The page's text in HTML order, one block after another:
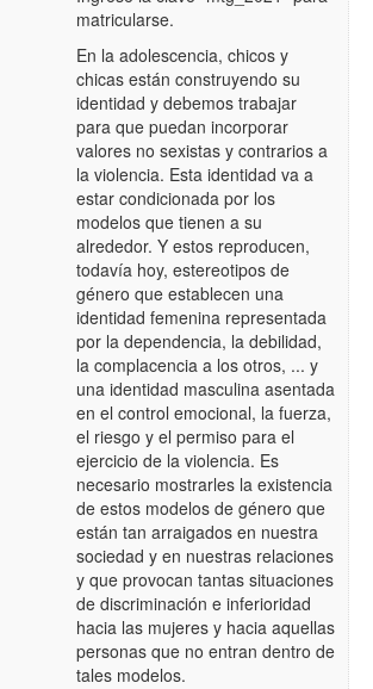
matricularse.
En la adolescencia, chicos y
chicas están construyendo su
identidad y debemos trabajar
para que puedan incorporar
valores no sexistas y contrarios a
la violencia. Esta identidad va a
estar condicionada por los
modelos que tienen a su
alrededor. Y estos reproducen,
todavía hoy, estereotipos de
género que establecen una
identidad femenina representada
por la dependencia, la debilidad,
la complacencia a los otros, ... y
una identidad masculina asentada
en el control emocional, la fuerza,
el riesgo y el permiso para el
ejercicio de la violencia. Es
necesario mostrarles la existencia
de estos modelos de género que
están tan arraigados en nuestra
sociedad y en nuestras relaciones
y que provocan tantas situaciones
de discriminación e inferioridad
hacia las mujeres y hacia aquellas
personas que no entran dentro de
tales modelos.